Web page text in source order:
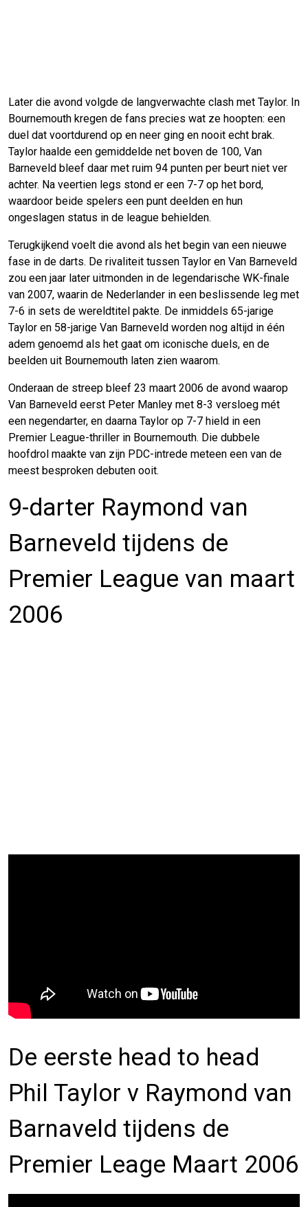
Later die avond volgde de langverwachte clash met Taylor. In
Bournemouth kregen de fans precies wat ze hoopten: een
duel dat voortdurend op en neer ging en nooit echt brak.
Taylor haalde een gemiddelde net boven de 100, Van
Barneveld bleef daar met ruim 94 punten per beurt niet ver
achter. Na veertien legs stond er een 7-7 op het bord,
waardoor beide spelers een punt deelden en hun
ongeslagen status in de league behielden.
Terugkijkend voelt die avond als het begin van een nieuwe
fase in de darts. De rivaliteit tussen Taylor en Van Barneveld
zou een jaar later uitmonden in de legendarische WK-finale
van 2007, waarin de Nederlander in een beslissende leg met
7-6 in sets de wereldtitel pakte. De inmiddels 65-jarige
Taylor en 58-jarige Van Barneveld worden nog altijd in één
adem genoemd als het gaat om iconische duels, en de
beelden uit Bournemouth laten zien waarom.
Onderaan de streep bleef 23 maart 2006 de avond waarop
Van Barneveld eerst Peter Manley met 8-3 versloeg mét
een negendarter, en daarna Taylor op 7-7 hield in een
Premier League-thriller in Bournemouth. Die dubbele
hoofdrol maakte van zijn PDC-intrede meteen een van de
meest besproken debuten ooit.
9-darter Raymond van
Barneveld tijdens de
Premier League van maart
2006
De eerste head to head
Phil Taylor v Raymond van
Barnaveld tijdens de
Premier Leage Maart 2006